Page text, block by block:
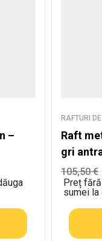
–
RAFTURI
Raft
gri
105,50€
Preț
sumei la